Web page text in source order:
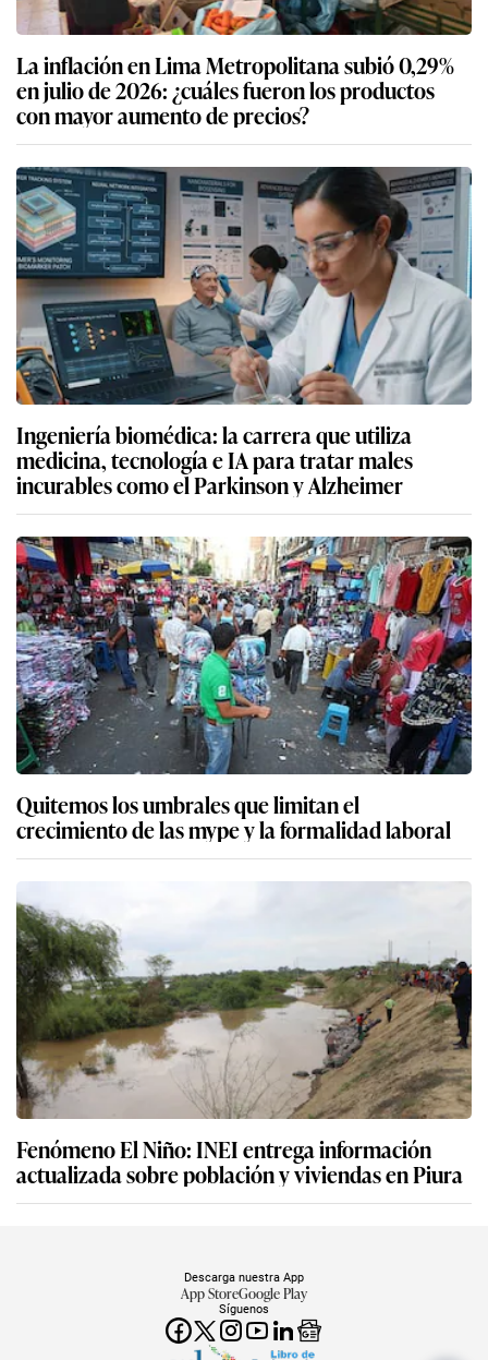
La inflación en Lima Metropolitana subió 0,29%
en julio de 2026: ¿cuáles fueron los productos
con mayor aumento de precios?
Ingeniería biomédica: la carrera que utiliza
medicina, tecnología e IA para tratar males
incurables como el Parkinson y Alzheimer
Quitemos los umbrales que limitan el
crecimiento de las mype y la formalidad laboral
Fenómeno El Niño: INEI entrega información
actualizada sobre población y viviendas en Piura
Síguenos
Descarga nuestra App
App StoreGoogle Play